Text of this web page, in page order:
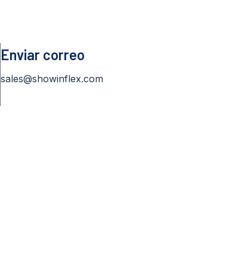
Enviar correo
sales@showinflex.com